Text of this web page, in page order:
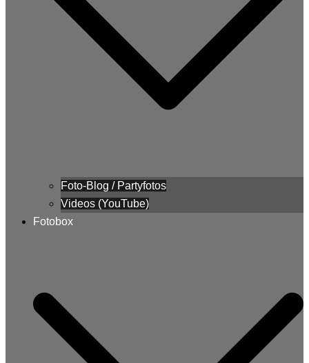
Foto-Blog / Partyfotos
Videos (YouTube)
Fotobox